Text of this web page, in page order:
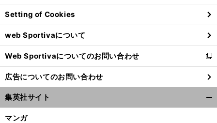
ン
ド
ウ
で
開
く
Setting of Cookies
web Sportivaについて
Web Sportivaについてのお問い合わせ
新
し
い
ウ
ィ
ン
広告についてのお問い合わせ
集英社サイト
マンガ